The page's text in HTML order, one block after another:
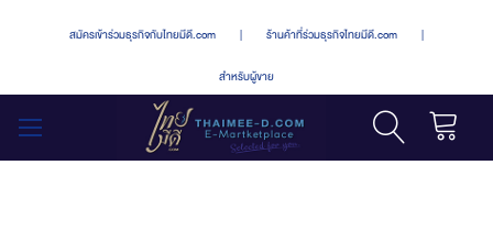
สมัครเข้าร่วมธุรกิจกับไทยมีดี.com | ร้านค้าที่ร่วมธุรกิจไทยมีดี.com |
สำหรับผู้ขาย